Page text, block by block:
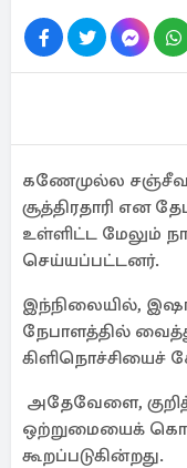
கணேமுல்ல சஞ்சீவ
சூத்திரதாரி என
உள்ளிட்ட மேலும்
செய்யப்பட்டனர்.
இந்நிலையில்,
நேபாளத்தில்
கிளிநொச்சியைச்
அதேவேளை,
ஒற்றுமையைக்
கூறப்படுகின்றது.